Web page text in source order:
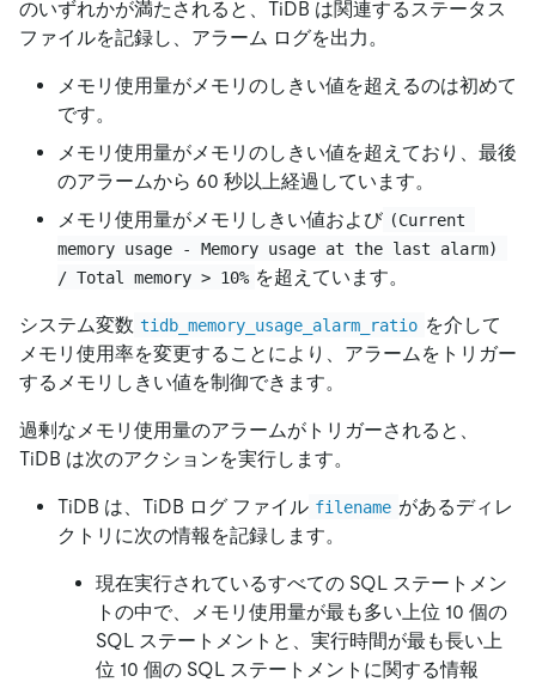
のいずれかが満たされると、TiDB は関連するステータス
ファイルを記録し、アラーム ログを出力。
メモリ使用量がメモリのしきい値を超えるのは初めて
です。
メモリ使用量がメモリのしきい値を超えており、最後
のアラームから 60 秒以上経過しています。
メモリ使用量がメモリしきい値および (Current
memory usage - Memory usage at the last alarm)
/ Total memory > 10% を超えています。
システム変数 tidb_memory_usage_alarm_ratio を介して
メモリ使用率を変更することにより、アラームをトリガー
するメモリしきい値を制御できます。
過剰なメモリ使用量のアラームがトリガーされると、
TiDB は次のアクションを実行します。
TiDB は、TiDB ログ ファイル filename があるディレ
クトリに次の情報を記録します。
現在実行されているすべての SQL ステートメン
トの中で、メモリ使用量が最も多い上位 10 個の
SQL ステートメントと、実行時間が最も長い上
位 10 個の SQL ステートメントに関する情報